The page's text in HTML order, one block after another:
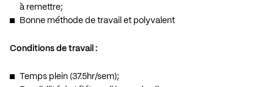
à remettre;
Bonne méthode de travail et polyvalent
Conditions de travail :
Temps plein (37.5hr/sem);